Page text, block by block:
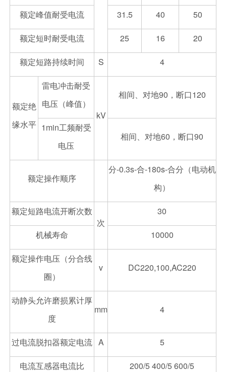
额定峰值耐受电流 31.5 40 50
额定短时耐受电流 25 16 20
额定短路持续时间 S 4
额定绝
缘水平
雷电冲击耐受
电压（峰值）
kV
相间、对地90，断口120
1min工频耐受
电压
相间、对地60，断口90
额定操作顺序
分-0.3s-合-180s-合分（电动机
构）
额定短路电流开断次数
次
30
机械寿命 10000
额定操作电压（分合线
圈）
v DC220,100,AC220
动静头允许磨损累计厚
度
mm 4
过电流脱扣器额定电流 A 5
电流互感器电流比 200/5 400/5 600/5